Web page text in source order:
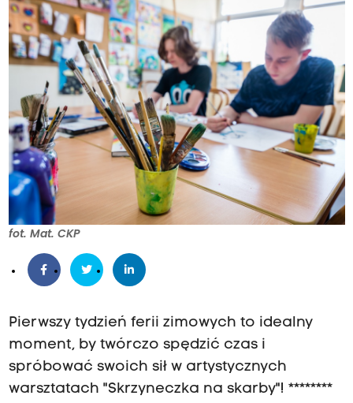
fot. Mat. CKP
Pierwszy tydzień ferii zimowych to idealny
moment, by twórczo spędzić czas i
spróbować swoich sił w artystycznych
warsztatach "Skrzyneczka na skarby"! ********